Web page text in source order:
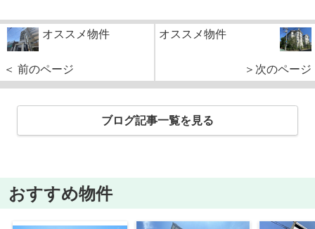
オススメ物件
＜ 前のページ
オススメ物件
＞次のページ
ブログ記事一覧を見る
おすすめ物件